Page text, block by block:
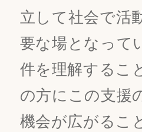
立して社会で活
要な場となって
件を理解するこ
の方にこの支援
機会が広がるこ